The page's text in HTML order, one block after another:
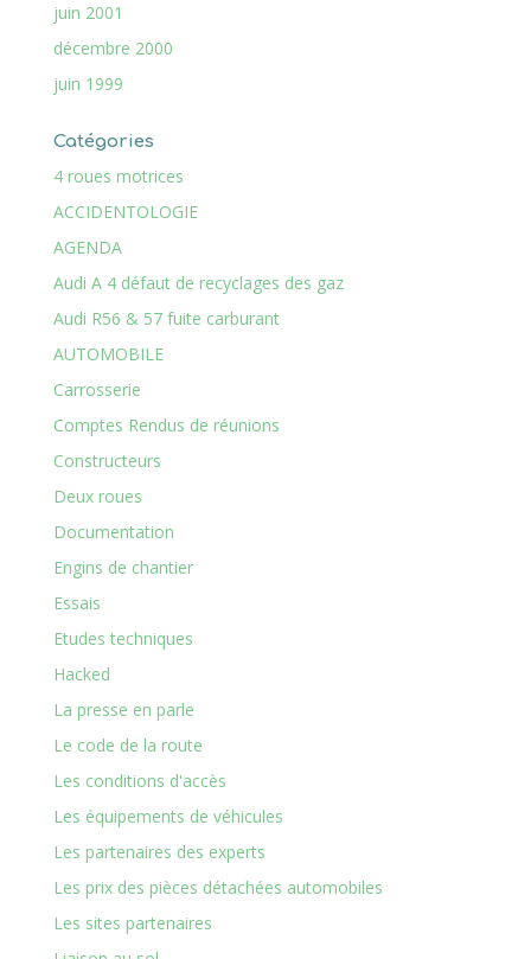
juin 2001
décembre 2000
juin 1999
Catégories
4 roues motrices
ACCIDENTOLOGIE
AGENDA
Audi A 4 défaut de recyclages des gaz
Audi R56 & 57 fuite carburant
AUTOMOBILE
Carrosserie
Comptes Rendus de réunions
Constructeurs
Deux roues
Documentation
Engins de chantier
Essais
Etudes techniques
Hacked
La presse en parle
Le code de la route
Les conditions d'accès
Les équipements de véhicules
Les partenaires des experts
Les prix des pièces détachées automobiles
Les sites partenaires